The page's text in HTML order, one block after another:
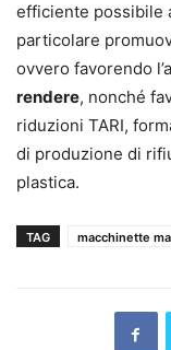
efficiente possibile
particolare
ovvero favorendo
rendere, nonché
riduzioni TARI,
di produzione di
plastica.
TAG macchinette